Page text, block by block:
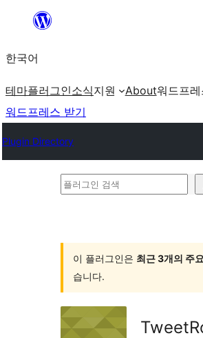
츠
로
로
가
한국어
테마플러그인소식지원 About워드프
워드프레스 받기
Plugin Directory
플
인
이 플러그인은 최근 3개의 주
습니다.